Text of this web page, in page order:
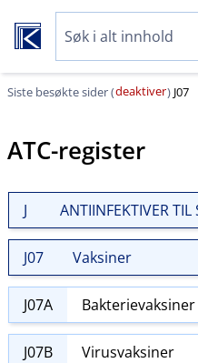
Siste besøkte sider (deaktiver) J07
ATC-register
J ANTIINFEKTIVER TIL
J07 Vaksiner
J07A Bakterievaksiner
J07B Virusvaksiner